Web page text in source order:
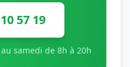
57 19
samedi de 8h à 20h